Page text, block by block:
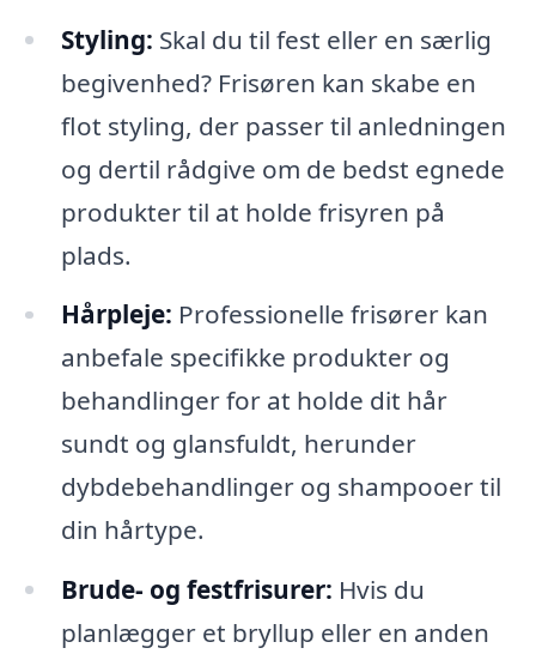
Styling: Skal du til fest eller en særlig
begivenhed? Frisøren kan skabe en
flot styling, der passer til anledningen
og dertil rådgive om de bedst egnede
produkter til at holde frisyren på
plads.
Hårpleje: Professionelle frisører kan
anbefale specifikke produkter og
behandlinger for at holde dit hår
sundt og glansfuldt, herunder
dybdebehandlinger og shampooer til
din hårtype.
Brude- og festfrisurer: Hvis du
planlægger et bryllup eller en anden